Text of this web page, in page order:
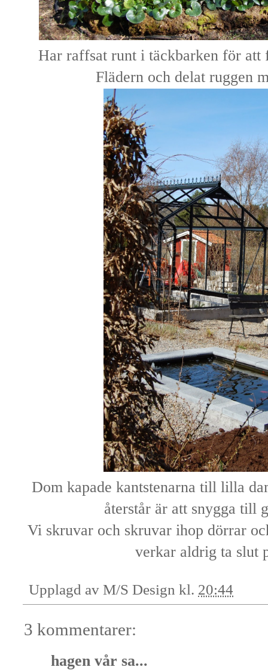
Har raffsat runt i täckbarken för att
Flädern och delat ruggen
Dom kapade kantstenarna till lilla
återstår är att snygga till
Vi skruvar och skruvar ihop dörrar
verkar aldrig ta slut
Upplagd av M/S Design kl. 20:44
3 kommentarer:
hagen vår sa...